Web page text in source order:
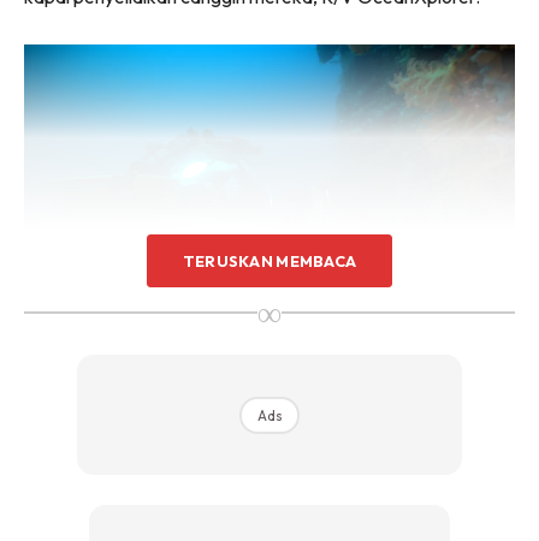
untuk kediaman anda.
Rahsia dari IMPIANA, download sekarang di
pengunjung dibawa merentasi beberapa zon berbeza yang
mewakili lapisan lautan sebenar iaitu Photic Zone, Twilight
TERUSKAN MEMBACA
∞
Ads